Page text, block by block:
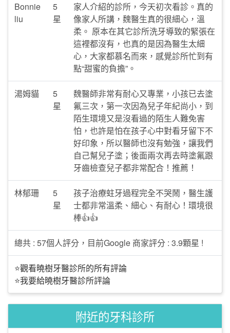
Bonnie
liu
5
星
家人介紹的診所，今天初次看診。真的
像家人所講，魏醫生真的很細心，溫
柔。 原本在其它診所洗牙導致的緊張在
這裡都沒有，也真的是因為醫生太細
心，大家都慕名而來，感覺診所忙到有
點“甜蜜的負擔”。
湯姆貓
5
星
魏醫師非常有耐心又專業，小孩已去塗
氟三次，第一次因為兒子年紀尚小，到
陌生環境又是沒看過的陌生人難免害
怕，也許是怕在孩子心中對看牙留下不
好印象，所以醫師也沒有勉強，讓我們
自己幫兒子塗；後面兩次再去時塗氟跟
牙齒檢查兒子都非常配合！推薦！
林郁珊
5
星
孩子治療蛀牙過程完全不哭鬧，醫生護
士都非常溫柔、細心、有耐心！環境很
棒👍👍
總共 : 57個人評分，目前Google 商家評分 : 3.9顆星 !
⭐觀看曉樹牙醫診所的所有評論
⭐我要給曉樹牙醫診所評論
附近的牙科診所